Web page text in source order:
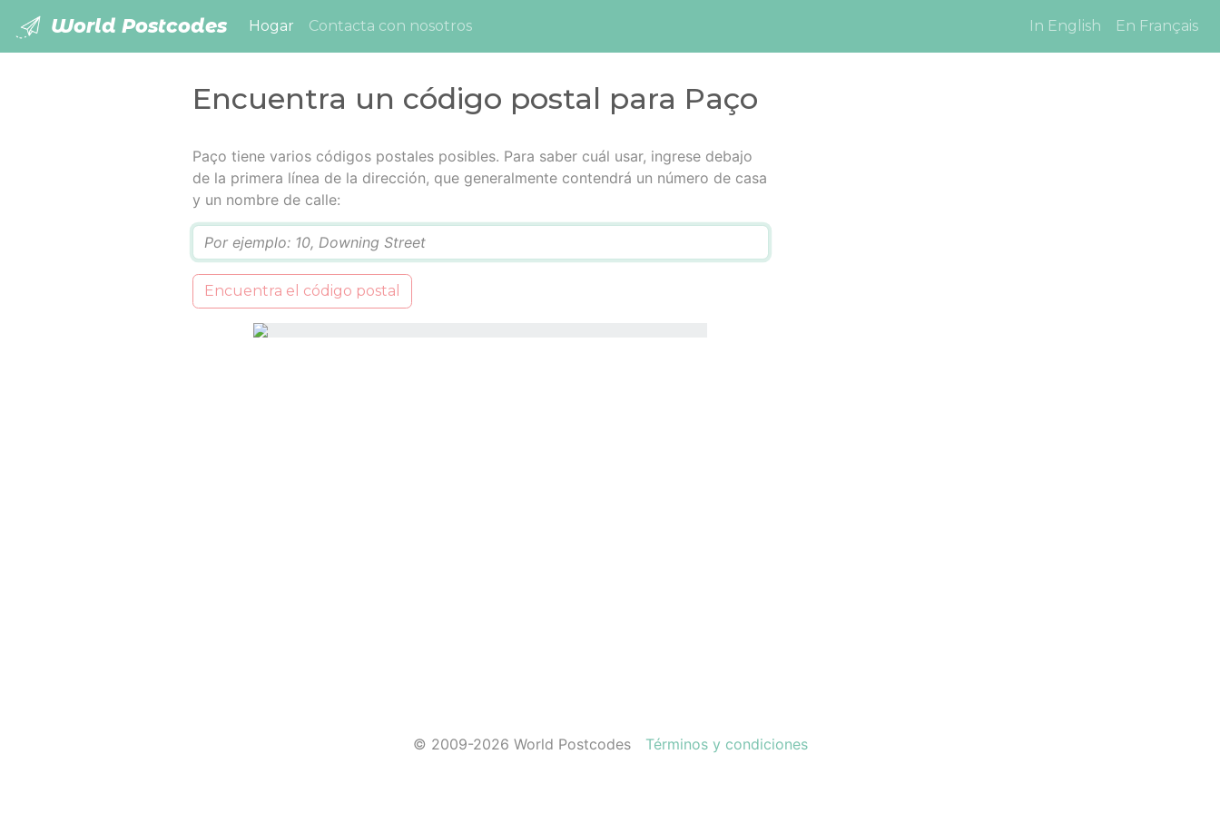
World Postcodes Hogar (current)
Contacta con nosotros In English En Français
Encuentra un código postal para Paço
Paço tiene varios códigos postales posibles. Para saber cuál usar, ingrese debajo
de la primera línea de la dirección, que generalmente contendrá un número de casa
y un nombre de calle:
Encuentra el código postal
© 2009-2026 World Postcodes Términos y condiciones